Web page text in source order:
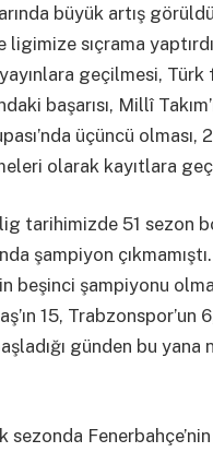
büyük artış
ligimize sıçrama
geçilmesi,
başarısı, Millî
üçüncü
olarak kayıtlara
tarihimizde 51 sezon
şampiyon
beşinci şampiyonu
15,
günden bu